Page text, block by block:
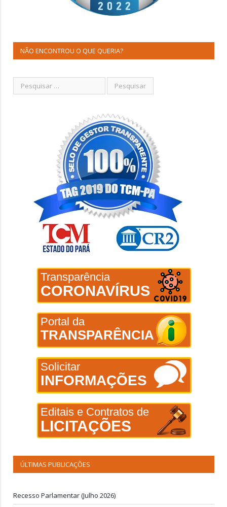
NÃO ENCONTROU O QUE QUERIA?
Transparência
CORONAVÍRUS
Portal da
TRANSPARÊNCIA
Solicitar
INFORMAÇÕES
Editais e Contratos de
LICITAÇÕES
ÚLTIMAS PUBLICAÇÕES
Recesso Parlamentar (Julho 2026)